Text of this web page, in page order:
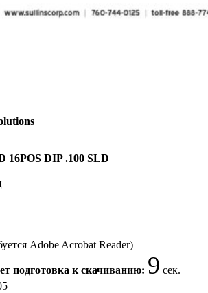
16POS DIP .100 SLD
Adobe Acrobat Reader)
подготовка к скачиванию: 9 сек.